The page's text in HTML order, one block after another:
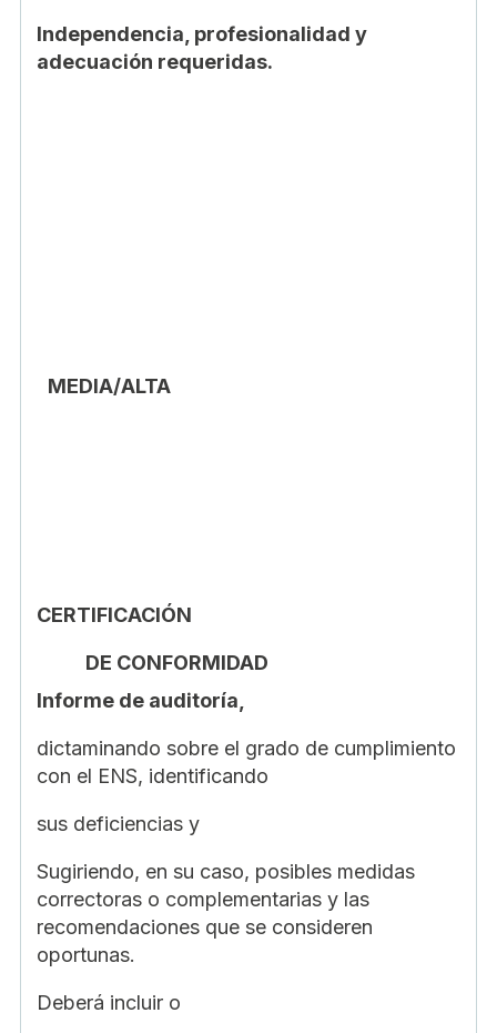
Independencia, profesionalidad y
adecuación requeridas.
MEDIA/ALTA
CERTIFICACIÓN
DE CONFORMIDAD
Informe de auditoría,
dictaminando sobre el grado de cumplimiento
con el ENS, identificando
sus deficiencias y
Sugiriendo, en su caso, posibles medidas
correctoras o complementarias y las
recomendaciones que se consideren
oportunas.
Deberá incluir o